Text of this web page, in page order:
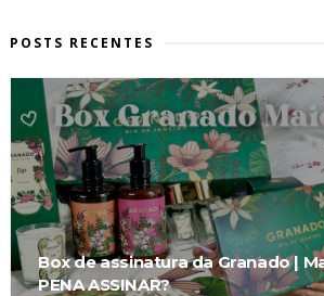
POSTS RECENTES
Box de assinatura da Granado |
PENA ASSINAR?